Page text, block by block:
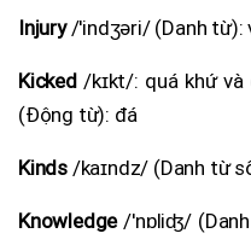
Injury/'indʒəri/ (Danh từ):
Kicked/kɪkt/: quá khứ và
(Động từ): đá
Kinds /kaɪndz/ (Danh từ
Knowledge/'nɒliʤ/ (Danh